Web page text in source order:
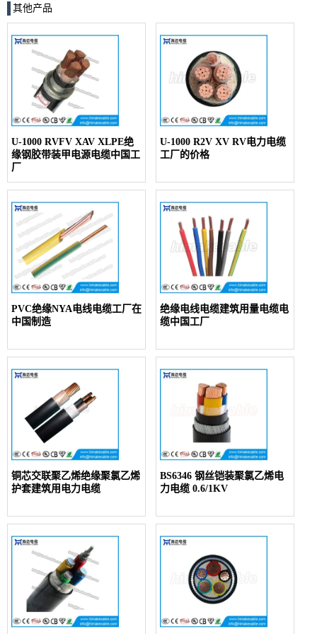
其他产品
U-1000 RVFV XAV XLPE绝
缘钢胶带装甲电源电缆中国工
厂
U-1000 R2V XV RV电力电缆
工厂的价格
PVC绝缘NYA电线电缆工厂在
中国制造
绝缘电线电缆建筑用量电缆电
缆中国工厂
铜芯交联聚乙烯绝缘聚氯乙烯
护套建筑用电力电缆
BS6346 钢丝铠装聚氯乙烯电
力电缆 0.6/1KV